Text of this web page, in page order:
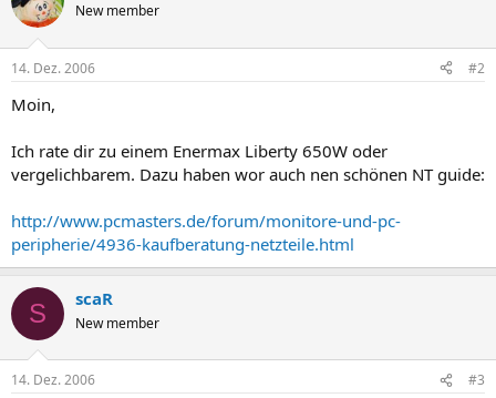
New member
14. Dez. 2006 #2
Moin,
Ich rate dir zu einem Enermax Liberty 650W oder
vergelichbarem. Dazu haben wor auch nen schönen NT guide:
http://www.pcmasters.de/forum/monitore-und-pc-
peripherie/4936-kaufberatung-netzteile.html
S scaR
New member
14. Dez. 2006 #3